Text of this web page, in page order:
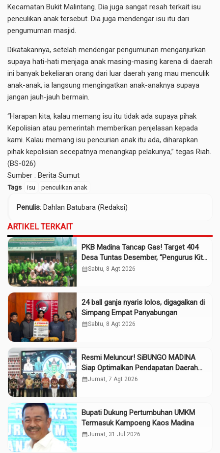
Kecamatan Bukit Malintang. Dia juga sangat resah terkait isu
penculikan anak tersebut. Dia juga mendengar isu itu dari
pengumuman masjid.
Dikatakannya, setelah mendengar pengumunan menganjurkan
supaya hati-hati menjaga anak masing-masing karena di daerah
ini banyak bekeliaran orang dari luar daerah yang mau menculik
anak-anak, ia langsung mengingatkan anak-anaknya supaya
jangan jauh-jauh bermain.
“Harapan kita, kalau memang isu itu tidak ada supaya pihak
Kepolisian atau pemerintah memberikan penjelasan kepada
kami. Kalau memang isu pencurian anak itu ada, diharapkan
pihak kepolisian secepatnya menangkap pelakunya,” tegas Riah.
(BS-026)
Sumber : Berita Sumut
Tags isu penculikan anak
Penulis: Dahlan Batubara (Redaksi)
ARTIKEL TERKAIT
PKB Madina Tancap Gas! Target 404
Desa Tuntas Desember, “Pengurus Kita
Adalah Tokoh”
calendar_monthSabtu, 8 Agt 2026
24 ball ganja nyaris lolos, digagalkan di
Simpang Empat Panyabungan
calendar_monthSabtu, 8 Agt 2026
Resmi Meluncur! SiBUNGO MADINA
Siap Optimalkan Pendapatan Daerah
Madina
calendar_monthJumat, 7 Agt 2026
Bupati Dukung Pertumbuhan UMKM
Termasuk Kampoeng Kaos Madina
calendar_monthJumat, 31 Jul 2026